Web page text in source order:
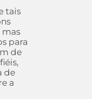
tais
mas
para
de
de
a